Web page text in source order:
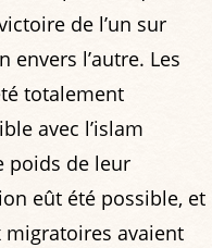
de l’un sur
envers l’autre. Les
totalement
avec l’islam
poids de leur
eût été possible, et
migratoires avaient